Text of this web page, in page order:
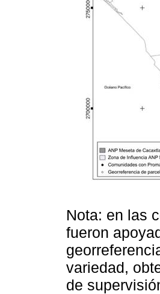
Nota: en las
fueron
variedad,
de